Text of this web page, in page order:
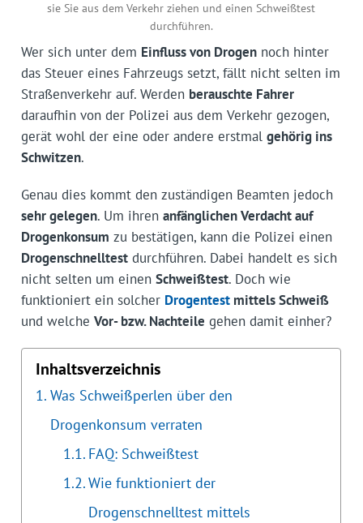
sie Sie aus dem Verkehr ziehen und einen Schweißtest
durchführen.
Wer sich unter dem Einfluss von Drogennoch hinter
das Steuer eines Fahrzeugs setzt, fällt nicht selten im
Straßenverkehr auf. Werden berauschte Fahrer
daraufhin von der Polizei aus dem Verkehr gezogen,
gerät wohl der eine oder andere erstmal gehörig ins
Schwitzen.
Genau dies kommt den zuständigen Beamten jedoch
sehr gelegen. Um ihren anfänglichen Verdacht auf
Drogenkonsum zu bestätigen, kann die Polizei einen
Drogenschnelltestdurchführen. Dabei handelt es sich
nicht selten um einen Schweißtest. Doch wie
funktioniert ein solcher Drogentestmittels Schweiß
und welche Vor- bzw. Nachteile gehen damit einher?
Inhaltsverzeichnis
Was Schweißperlen über den
Drogenkonsum verraten
FAQ: Schweißtest
Wie funktioniert der
Drogenschnelltest mittels